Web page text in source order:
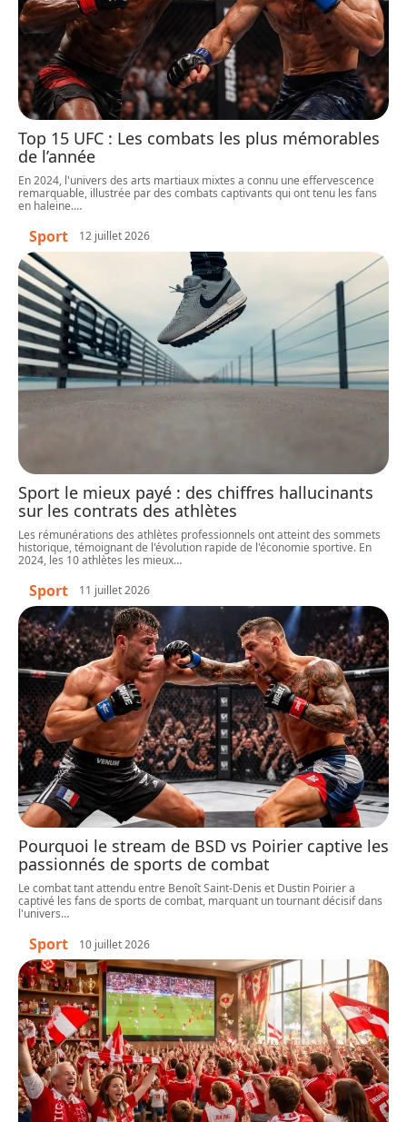
Top 15 UFC : Les combats les plus mémorables
de l’année
En 2024, l'univers des arts martiaux mixtes a connu une effervescence
remarquable, illustrée par des combats captivants qui ont tenu les fans
en haleine.…
Sport 12 juillet 2026
Sport le mieux payé : des chiffres hallucinants
sur les contrats des athlètes
Les rémunérations des athlètes professionnels ont atteint des sommets
historique, témoignant de l'évolution rapide de l'économie sportive. En
2024, les 10 athlètes les mieux…
Sport 11 juillet 2026
Pourquoi le stream de BSD vs Poirier captive les
passionnés de sports de combat
Le combat tant attendu entre Benoît Saint-Denis et Dustin Poirier a
captivé les fans de sports de combat, marquant un tournant décisif dans
l'univers…
Sport 10 juillet 2026